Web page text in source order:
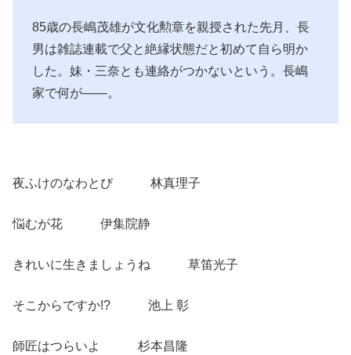
85歳の長嶋茂雄が文化勲章を親授された先月、長
男は雑誌連載で父と絶縁状態だと初めて自ら明か
した。妹・三奈とも連絡がつかないという。長嶋
家で何が――。
夜ふけのなわとび 林真理子
悩むが花 伊集院静
きれいに生きましょうね 草笛光子
そこからですか!? 池上 彰
師匠はつらいよ 杉本昌隆